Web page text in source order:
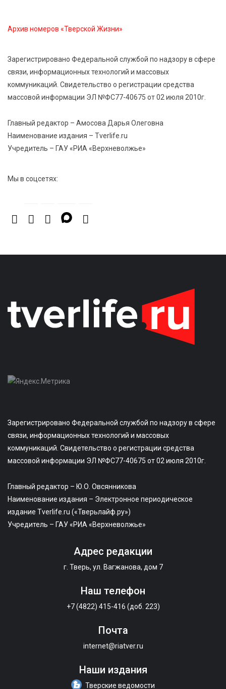
день
7 Авг 2026 23:02 548
В Тверской области стартовала четвертая смена:
инспекторы ГИБДД напомнили школьникам
правила безопасности в автобусах
Архив номеров «Тверской Жизни»
Зарегистрировано Федеральной службой по надзору в сфере
связи, информационных технологий и массовых
коммуникаций. Свидетельство о регистрации средства
массовой информации ЭЛ №ФС77-40675 от 02 июля 2010г.
Главный редактор – Амосова Дарья Олеговна
Наименование издания – Tverlife.ru
Учредитель – ГАУ «РИА «Верхневолжье»
Мы в соцсетях:
Зарегистрировано Федеральной службой по надзору в сфере
связи, информационных технологий и массовых
коммуникаций. Свидетельство о регистрации средства
массовой информации ЭЛ №ФС77-40675 от 02 июля 2010г.
Главный редактор – Ю.О. Овсянникова
Наименование издания – Электронное периодическое
издание Tverlife.ru («Тверьлайф.ру»)
Учредитель – ГАУ «РИА «Верхневолжье»
Адрес редакции
г. Тверь, ул. Вагжанова, дом 7
Наш телефон
+7 (4822) 415-416 (доб. 223)
Почта
internet@riatver.ru
Наши издания
Тверские ведомости